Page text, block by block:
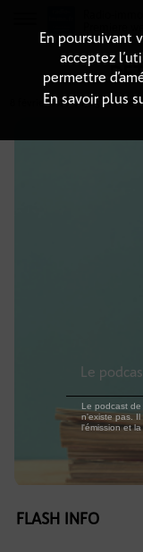
8 février 2026à 17h59, durée :
FLASH INFO
En poursuivant
acceptez
permettre
En savoir plus
Le
Le podcast
n'existe pas.
l'émission et